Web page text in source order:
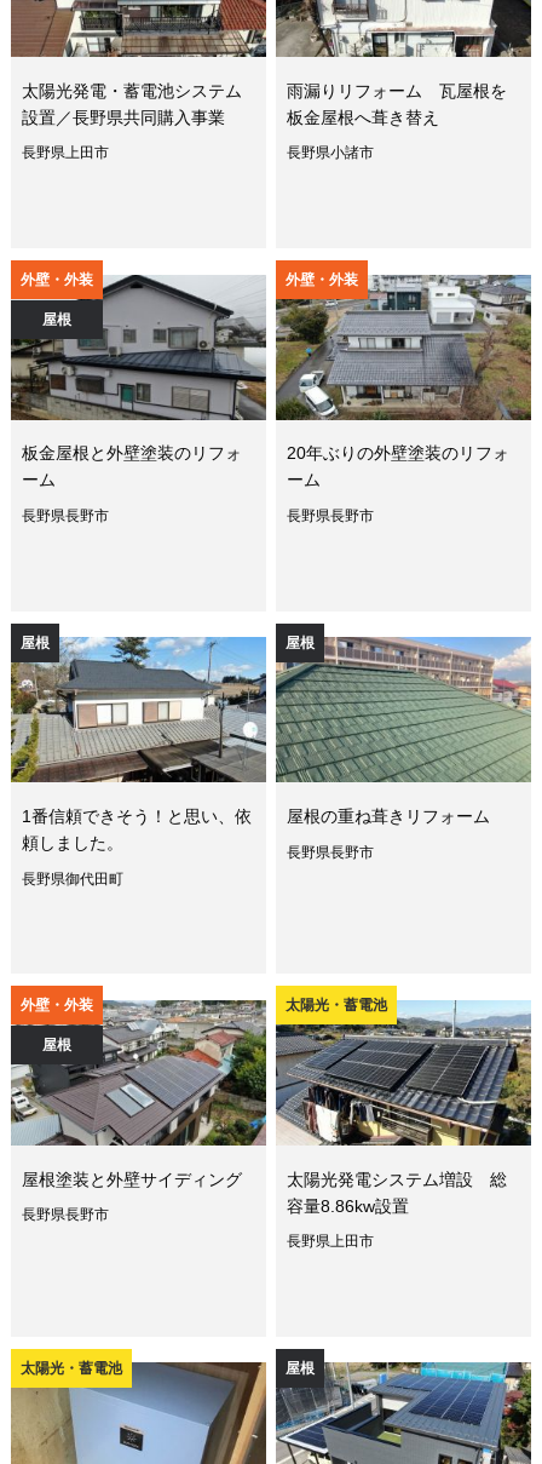
太陽光発電・蓄電池システム
設置／長野県共同購入事業
長野県上田市
雨漏りリフォーム 瓦屋根を
板金屋根へ葺き替え
長野県小諸市
外壁・外装
屋根
板金屋根と外壁塗装のリフォ
ーム
長野県長野市
外壁・外装
20年ぶりの外壁塗装のリフォ
ーム
長野県長野市
屋根
1番信頼できそう！と思い、依
頼しました。
長野県御代田町
屋根
屋根の重ね葺きリフォーム
長野県長野市
外壁・外装
屋根
屋根塗装と外壁サイディング
長野県長野市
太陽光・蓄電池
太陽光発電システム増設 総
容量8.86kw設置
長野県上田市
太陽光・蓄電池 屋根